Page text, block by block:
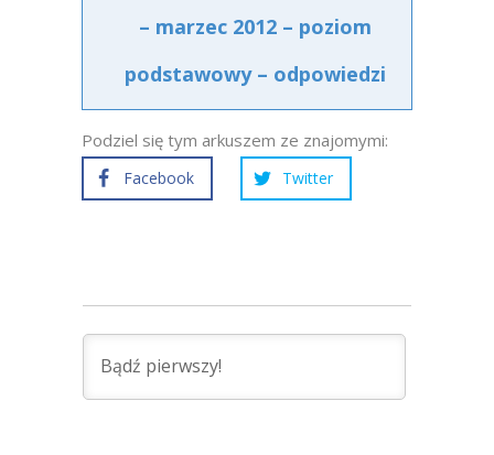
– marzec 2012 – poziom
podstawowy – odpowiedzi
Podziel się tym arkuszem ze znajomymi:
Facebook Twitter